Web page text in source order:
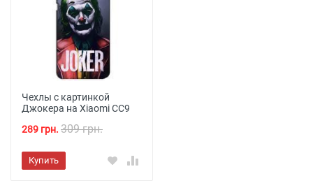
Чехлы с картинкой
Джокера на Xiaomi CC9
289 грн. 309 грн.
Купить